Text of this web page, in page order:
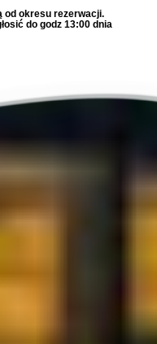
od okresu rezerwacji.
do godz 13:00 dnia